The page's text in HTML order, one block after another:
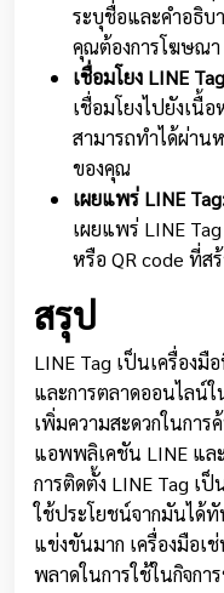
ระบุชื่อและคำอธิบ
คุณต้องการโฆษณา
เชื่อมโยง LINE
เชื่อมโยงไปยังเนื้
สามารถทำได้ผ่าน
ของคุณ
เผยแพร่ LINE
เผยแพร่ LINE
หรือ QR code ที่ส
สรุป
LINE Tag เป็นเครื่อง
และการตลาดออนไลน์
เพิ่มความสะดวกในกา
แอพพลิเคชัน LINE แล
การติดตั้ง LINE Tag เ
ใช้ประโยชน์จากมันได้
แข่งขันมาก เครื่องมือเ
พลาดในการใช้ในกิจกา